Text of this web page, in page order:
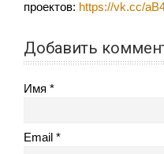
проектов: https://vk.cc/
Добавить
Имя
Email